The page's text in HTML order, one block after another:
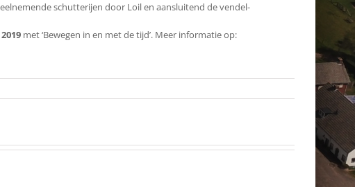
schutterijen door Loil en aansluitend de vendel-
met ‘Bewegen in en met de tijd’. Meer informatie op: